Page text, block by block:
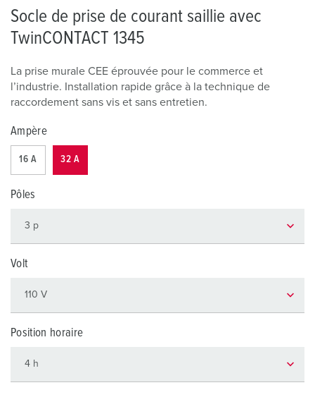
Socle de prise de courant saillie avec
TwinCONTACT 1345
La prise murale CEE éprouvée pour le commerce et
l’industrie. Installation rapide grâce à la technique de
raccordement sans vis et sans entretien.
Ampère
16 A 32 A
Pôles
Volt
Position horaire